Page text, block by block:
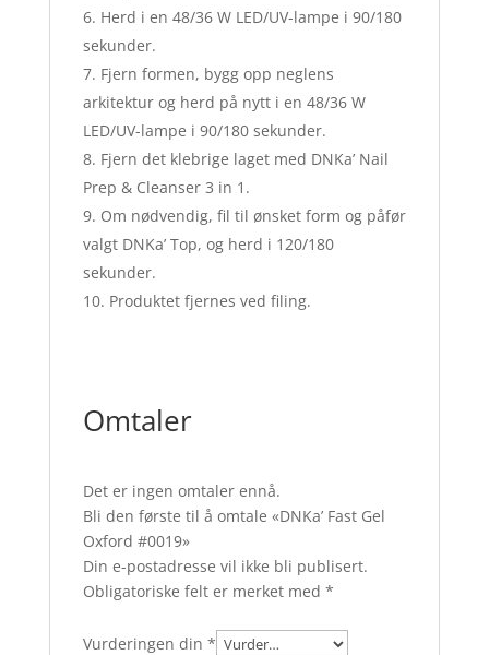
Herd i en 48/36 W LED/UV-lampe i 90/180
sekunder.
Fjern formen, bygg opp neglens
arkitektur og herd på nytt i en 48/36 W
LED/UV-lampe i 90/180 sekunder.
Fjern det klebrige laget med DNKa’ Nail
Prep & Cleanser 3 in 1.
Om nødvendig, fil til ønsket form og påfør
valgt DNKa’ Top, og herd i 120/180
sekunder.
Produktet fjernes ved filing.
Omtaler
Det er ingen omtaler ennå.
Bli den første til å omtale «DNKa’ Fast Gel
Oxford #0019»
Din e-postadresse vil ikke bli publisert.
Obligatoriske felt er merket med *
Vurderingen din *